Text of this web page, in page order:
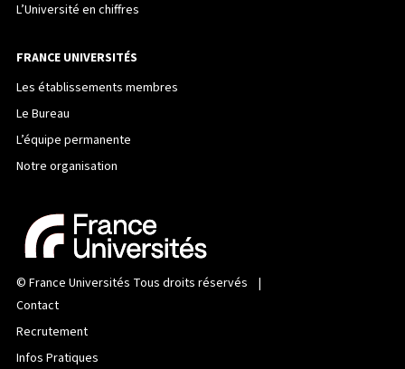
L’Université en chiffres
FRANCE UNIVERSITÉS
Les établissements membres
Le Bureau
L’équipe permanente
Notre organisation
© France Universités Tous droits réservés |
Contact
Recrutement
Infos Pratiques